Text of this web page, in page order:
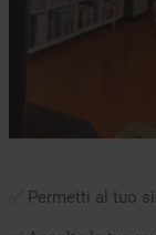
✅ Permetti al tuo